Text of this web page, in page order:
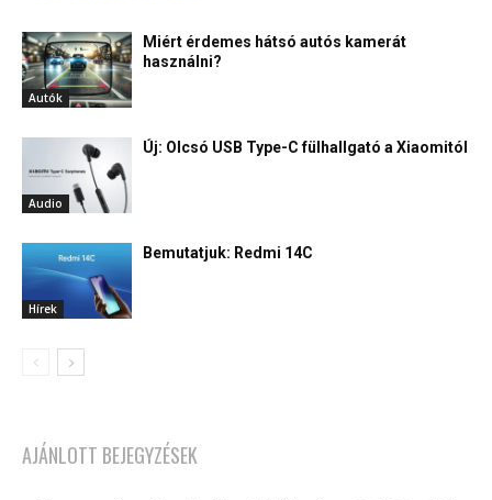
Autók
Miért érdemes hátsó autós kamerát
használni?
Audio
Új: Olcsó USB Type-C fülhallgató a Xiaomitól
Hírek
Bemutatjuk: Redmi 14C
AJÁNLOTT BEJEGYZÉSEK